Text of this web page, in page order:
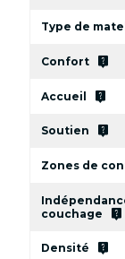
Type de
Confort live_help
Accueil live_help
Soutien live_help
Zones de
couchage
live_help
Densité live_help